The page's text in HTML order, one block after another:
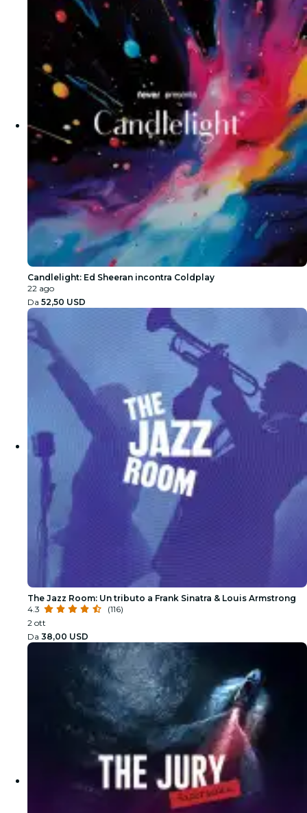
Candlelight: Ed Sheeran incontra Coldplay
22 ago
Da 52,50 USD
The Jazz Room: Un tributo a Frank Sinatra & Louis Armstrong
4.3
(116)
2 ott
Da 38,00 USD